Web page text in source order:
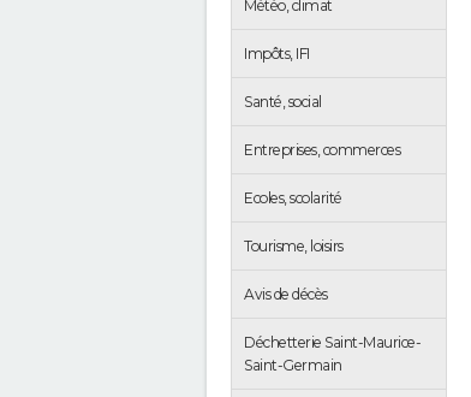
Météo, climat
Impôts, IFI
Santé, social
Entreprises, commerces
Ecoles, scolarité
Tourisme, loisirs
Avis de décès
Déchetterie Saint-Maurice-
Saint-Germain